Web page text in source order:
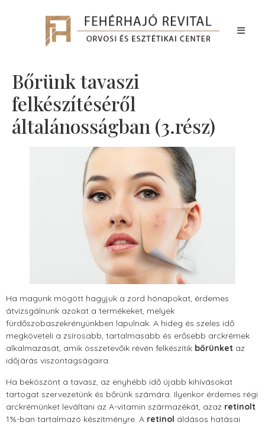
Bőrünk tavaszi
felkészítéséről
általánosságban (3.rész)
Ha magunk mögött hagyjuk a zord hónapokat, érdemes
átvizsgálnunk azokat a termékeket, melyek
fürdőszobaszekrényünkben lapulnak. A hideg és szeles idő
megköveteli a zsírosabb, tartalmasabb és erősebb arckrémek
alkalmazását, amik összetevőik révén felkészítik bőrünket az
időjárás viszontagságaira.
Ha beköszönt a tavasz, az enyhébb idő újabb kihívásokat
tartogat szervezetünk és bőrünk számára. Ilyenkor érdemes régi
arckrémünket leváltani az A-vitamin származékát, azaz retinolt
1%-ban tartalmazó készítményre. A retinol áldásos hatásai